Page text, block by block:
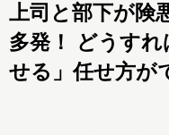
上司と部下が険
多発！ どうす
せる」任せ方が